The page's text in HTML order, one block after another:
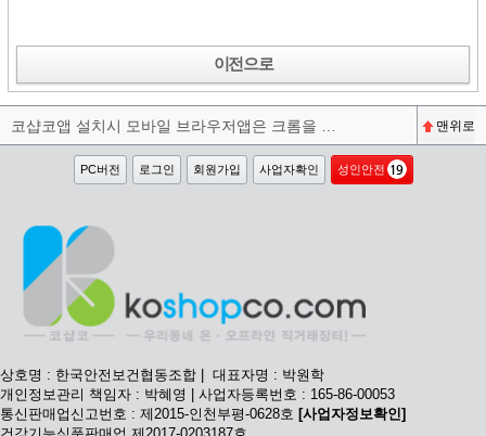
이전으로
코샵코앱 설치시 모바일 브라우저앱은 크롬을 권장합니다^^ 맨위로
PC버전 로그인 회원가입 사업자확인 성인안전
상호명 : 한국안전보건협동조합 | 대표자명 : 박원학
개인정보관리 책임자 : 박혜영 | 사업자등록번호 : 165-86-00053
통신판매업신고번호 : 제2015-인천부평-0628호 [사업자정보확인]